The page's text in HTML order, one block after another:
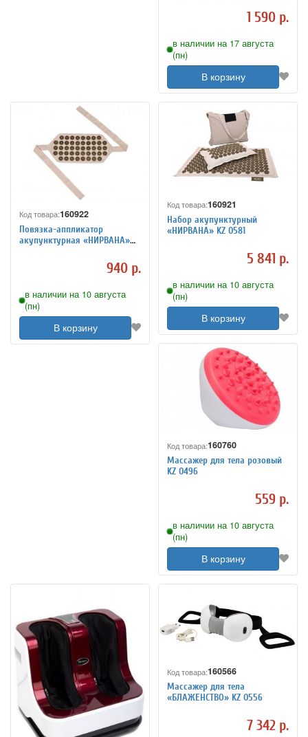
1 590 р.
в наличии на 17 августа
(пн)
В корзину
Код товара:160922
Повязка-аппликатор
акупунктурная «НИРВАНА»
940 р.
в наличии на 10 августа
(пн)
В корзину
Код товара:160921
Набор акупунктурный
«НИРВАНА» KZ 0581
5 841 р.
в наличии на 10 августа
(пн)
В корзину
Код товара:160760
Массажер для тела розовый
KZ 0496
559 р.
в наличии на 10 августа
(пн)
В корзину
Код товара:160566
Массажер для тела
«БЛАЖЕНСТВО» KZ 0556
7 342 р.